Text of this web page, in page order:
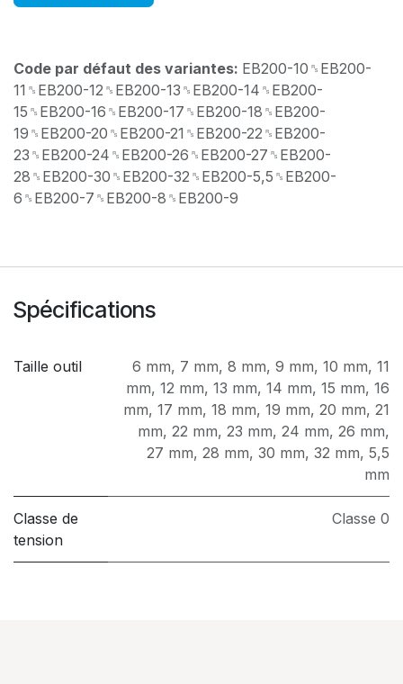
Code par défaut des variantes: EB200-10␞EB200-
11␞EB200-12␞EB200-13␞EB200-14␞EB200-
15␞EB200-16␞EB200-17␞EB200-18␞EB200-
19␞EB200-20␞EB200-21␞EB200-22␞EB200-
23␞EB200-24␞EB200-26␞EB200-27␞EB200-
28␞EB200-30␞EB200-32␞EB200-5,5␞EB200-
6␞EB200-7␞EB200-8␞EB200-9
Spécifications
Taille outil 6 mm, 7 mm, 8 mm, 9 mm, 10 mm, 11
mm, 12 mm, 13 mm, 14 mm, 15 mm, 16
mm, 17 mm, 18 mm, 19 mm, 20 mm, 21
mm, 22 mm, 23 mm, 24 mm, 26 mm,
27 mm, 28 mm, 30 mm, 32 mm, 5,5
mm
Classe de
tension
Classe 0